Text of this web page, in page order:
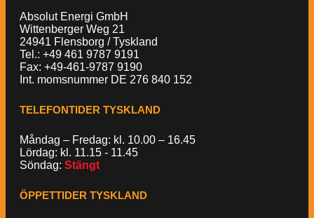
Absolut Energi GmbH
Wittenberger Weg 21
24941 Flensborg / Tyskland
Tel.: +49 461 9787 9191
Fax: +49-461-9787 9190
Int. momsnummer DE 276 840 152
TELEFONTIDER TYSKLAND
Måndag – Fredag: kl. 10.00 – 16.45
Lördag: kl. 11.15 - 11.45
Söndag: Stängt
ÖPPETTIDER TYSKLAND